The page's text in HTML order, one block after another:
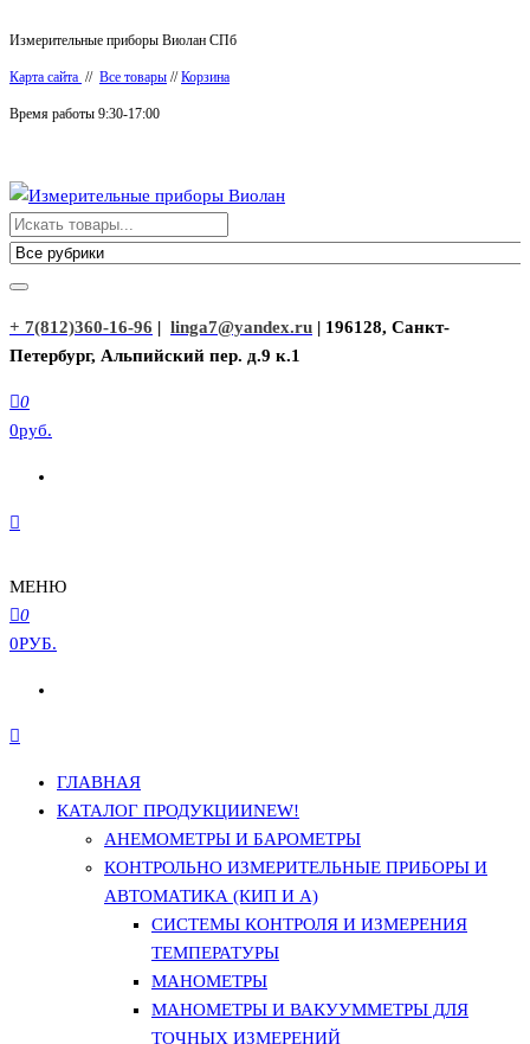
к
содержимому
Измерительные приборы Виолан СПб
Карта сайта // Все товары //Корзина
Время работы 9:30-17:00
Измерительные приборы Виолан
+ 7(812)360-16-96 | linga7@yandex.ru | 196128, Санкт-
Петербург, Альпийский пер. д.9 к.1
0
0руб.
МЕНЮ
0
0РУБ.
ГЛАВНАЯ
КАТАЛОГ ПРОДУКЦИИNEW!
АНЕМОМЕТРЫ И БАРОМЕТРЫ
КОНТРОЛЬНО ИЗМЕРИТЕЛЬНЫЕ ПРИБОРЫ И
АВТОМАТИКА (КИП И А)
СИСТЕМЫ КОНТРОЛЯ И ИЗМЕРЕНИЯ
ТЕМПЕРАТУРЫ
МАНОМЕТРЫ
МАНОМЕТРЫ И ВАКУУММЕТРЫ ДЛЯ
ТОЧНЫХ ИЗМЕРЕНИЙ